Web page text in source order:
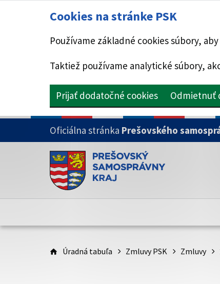
Cookies na stránke PSK
Používame základné cookies súbory,
Taktiež používame analytické súbory,
Prijať dodatočné cookies Odmietnuť
PRESKOČIŤ NA HLAVNÝ OBSAH
Oficiálna stránka Prešovského
Doména psk.sk je oficiálna
Toto je oficiálna webová stránka
Úradná tabuľa Zmluvy PSK Zmluvy